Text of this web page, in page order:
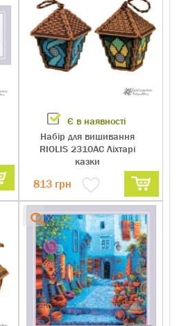
Є в наявності
Набір для вишивання
RIOLIS 2310АС Ліхтарі
казки
813грн